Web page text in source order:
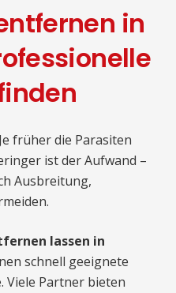
in
früher die Parasiten
ist der Aufwand –
Ausbreitung,
lassen in
schnell geeignete
Viele Partner bieten